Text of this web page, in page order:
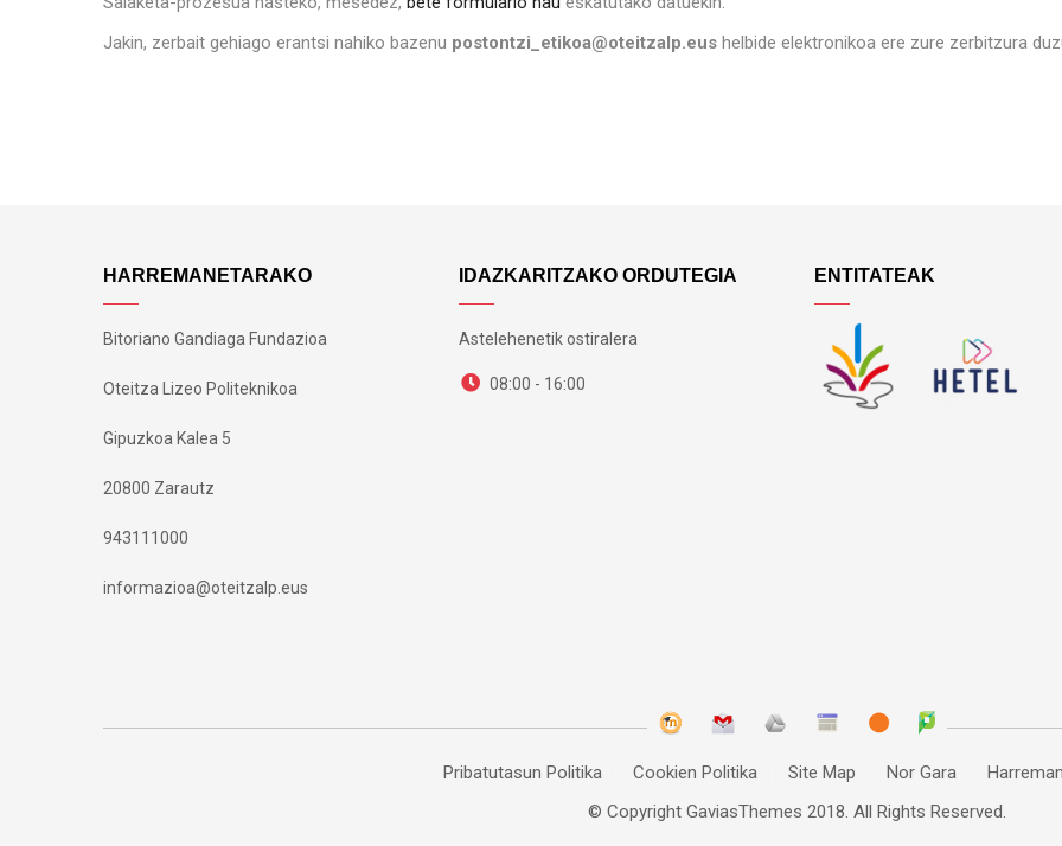
Jakin, zerbait gehiago erantsi nahiko bazenu postontzi_etikoa@oteitzalp.eus helbide elektronikoa ere zure zerbitzura
HARREMANETARAKO
Bitoriano Gandiaga Fundazioa
Oteitza Lizeo Politeknikoa
Gipuzkoa Kalea 5
20800 Zarautz
943111000
informazioa@oteitzalp.eus
IDAZKARITZAKO ORDUTEGIA
Astelehenetik ostiralera
08:00 - 16:00
ENTITATEAK
Pribatutasun Politika Cookien Politika Site Map Nor Gara
© Copyright GaviasThemes 2018. All Rights Reserved.